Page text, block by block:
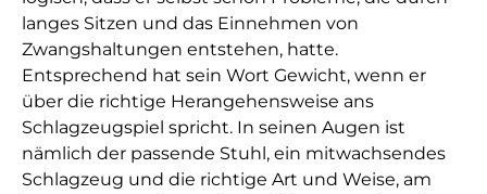
langes Sitzen und das Einnehmen von
Zwangshaltungen entstehen, hatte.
Entsprechend hat sein Wort Gewicht, wenn er
über die richtige Herangehensweise ans
Schlagzeugspiel spricht. In seinen Augen ist
nämlich der passende Stuhl, ein mitwachsendes
Schlagzeug und die richtige Art und Weise, am